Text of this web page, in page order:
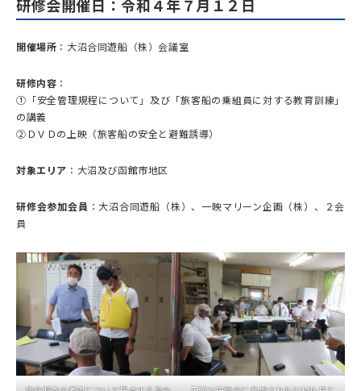
研修会開催日：令和４年７月１２日
開催場所 ：大沼合同遊船（株）会議室
研修内容 ：
①「安全管理規程について」及び「旅客船の乗組員に対する教育訓練」
の講義
②ＤＶＤの上映（旅客船の安全と避難誘導）
対象エリア ：大沼及び函館市地区
研修会参加会員 ：大沼合同遊船（株）、一映マリーン企画（株）、２会
員